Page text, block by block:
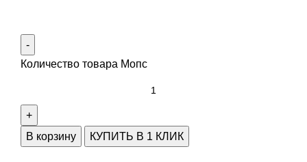
Количество товара Мопс
В корзину КУПИТЬ В 1 КЛИК